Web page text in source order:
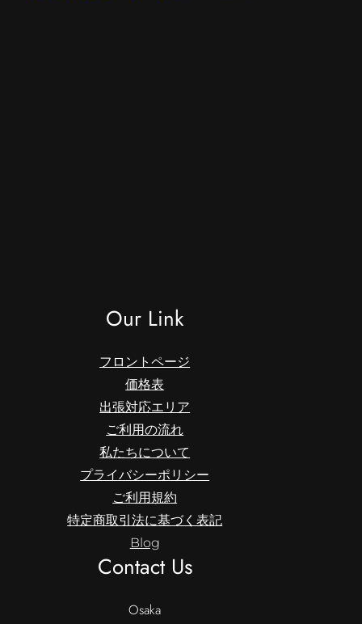
Our Link
フロントページ
価格表
出張対応エリア
ご利用の流れ
私たちについて
プライバシーポリシー
ご利用規約
Blog